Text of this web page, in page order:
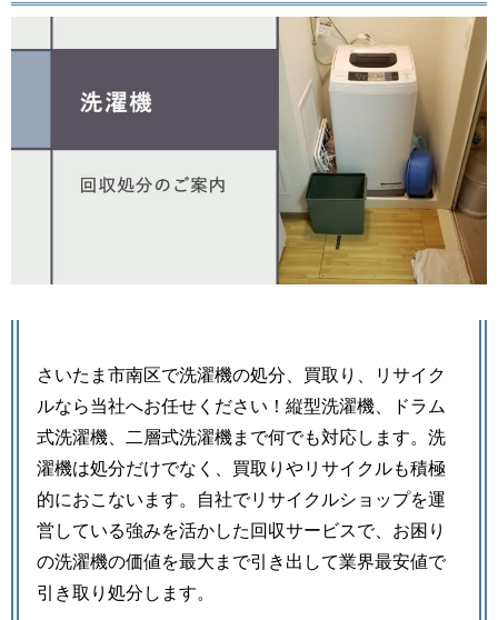
さいたま市南区で洗濯機の処分、買取り、リサイク
ルなら当社へお任せください！縦型洗濯機、ドラム
式洗濯機、二層式洗濯機まで何でも対応します。洗
濯機は処分だけでなく、買取りやリサイクルも積極
的におこないます。自社でリサイクルショップを運
営している強みを活かした回収サービスで、お困り
の洗濯機の価値を最大まで引き出して業界最安値で
引き取り処分します。